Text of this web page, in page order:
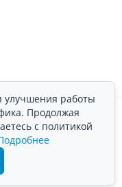
М»
улучшения работы
Продолжая
с политикой